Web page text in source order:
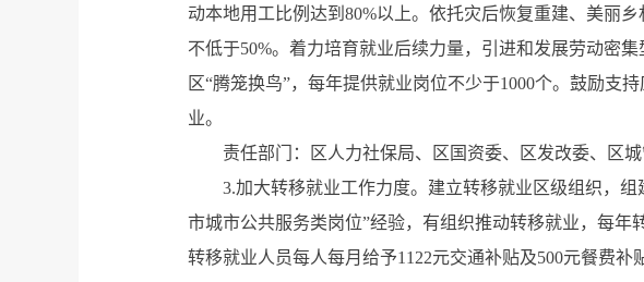
动本地用工比例达到80%以上。依托灾后恢复重建、美丽
不低于50%。着力培育就业后续力量，引进和发展劳动密
区“腾笼换鸟”，每年提供就业岗位不少于1000个。鼓励支
业。
责任部门：区人力社保局、区国资委、区发改委、区
3.加大转移就业工作力度。建立转移就业区级组织，
市城市公共服务类岗位”经验，有组织推动转移就业，每年
转移就业人员每人每月给予1122元交通补贴及500元餐费补